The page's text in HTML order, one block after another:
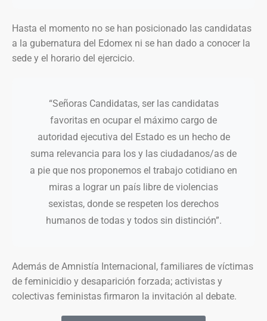
Hasta el momento no se han posicionado las candidatas
a la gubernatura del Edomex ni se han dado a conocer la
sede y el horario del ejercicio.
“Señoras Candidatas, ser las candidatas
favoritas en ocupar el máximo cargo de
autoridad ejecutiva del Estado es un hecho de
suma relevancia para los y las ciudadanos/as de
a pie que nos proponemos el trabajo cotidiano en
miras a lograr un país libre de violencias
sexistas, donde se respeten los derechos
humanos de todas y todos sin distinción”.
Además de Amnistía Internacional, familiares de víctimas
de feminicidio y desaparición forzada; activistas y
colectivas feministas firmaron la invitación al debate.